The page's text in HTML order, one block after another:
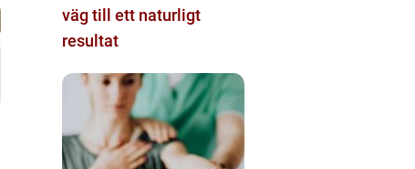
väg till ett naturligt
resultat